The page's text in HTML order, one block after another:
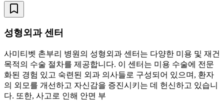
성형외과 센터
사미티벳 촌부리 병원의 성형외과 센터는 다양한 미용 및 재건
목적의 수술 절차를 제공합니다. 이 센터는 미용 수술에 전문
화된 경험 있고 숙련된 외과 의사들로 구성되어 있으며, 환자
의 외모를 개선하고 자신감을 증진시키는 데 헌신하고 있습니
다. 또한, 사고로 인해 안면 부